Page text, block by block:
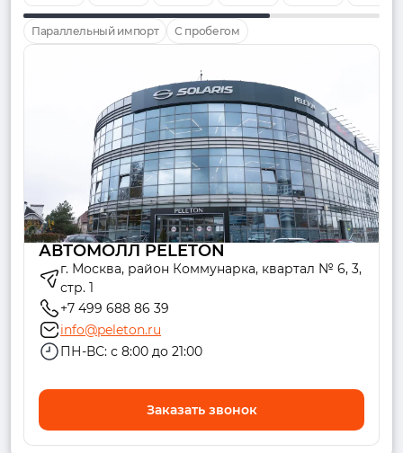
Параллельный импорт С пробегом
АВТОМОЛЛ PELETON
г. Москва, район Коммунарка, квартал № 6, 3,
стр. 1
+7 499 688 86 39
info@peleton.ru
ПН-ВС: с 8:00 до 21:00
Заказать звонок